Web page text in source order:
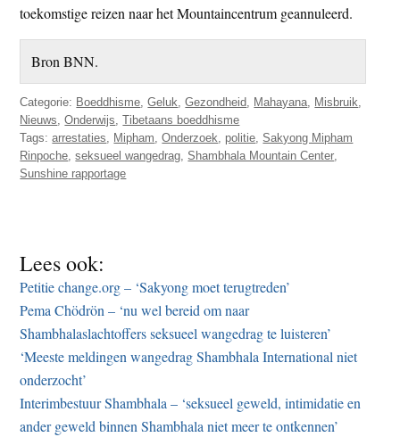
toekomstige reizen naar het Mountaincentrum geannuleerd.
Bron BNN.
Categorie: Boeddhisme,Geluk,Gezondheid, Mahayana, Misbruik,
Nieuws,Onderwijs,Tibetaans boeddhisme
Tags:arrestaties, Mipham,Onderzoek, politie,Sakyong Mipham
Rinpoche,seksueel wangedrag,Shambhala Mountain Center,
Sunshine rapportage
Lees ook:
Petitie change.org – ‘Sakyong moet terugtreden’
Pema Chödrön – ‘nu wel bereid om naar
Shambhalaslachtoffers seksueel wangedrag te luisteren’
‘Meeste meldingen wangedrag Shambhala International niet
onderzocht’
Interimbestuur Shambhala – ‘seksueel geweld, intimidatie en
ander geweld binnen Shambhala niet meer te ontkennen’